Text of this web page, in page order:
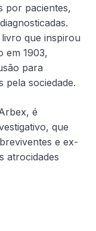
por pacientes,
que inspirou
em 1903,
para
pela sociedade.
é
que
e ex-
atrocidades